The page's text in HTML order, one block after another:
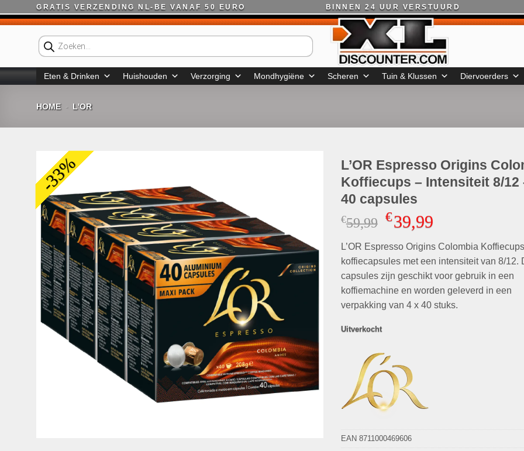
naar
GRATIS VERZENDING NL-BE VANAF 50 EURO BINNEN 24 UUR VERSTUURD
Producten
zoeken
Eten & Drinken Huishouden Verzorging Mondhygiëne Scheren Tuin & Klussen Diervoerders
HOME - L'OR
-33%
L’OR Espresso Origins
Koffiecups – Intensiteit 8/12
40 capsules
€59,99 Oorspronkelijke
was:
€59,99.
€39,99Huidige
is:
€39,99.
L’OR Espresso Origins Colombia
koffiecapsules met een intensiteit van 8/12.
capsules zijn geschikt voor gebruik in een
koffiemachine en worden geleverd in een
verpakking van 4 x 40 stuks.
Uitverkocht
EAN 8711000469606